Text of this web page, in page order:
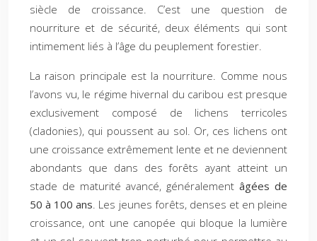
siècle de croissance. C’est une question de
nourriture et de sécurité, deux éléments qui sont
intimement liés à l’âge du peuplement forestier.
La raison principale est la nourriture. Comme nous
l’avons vu, le régime hivernal du caribou est presque
exclusivement composé de lichens terricoles
(cladonies), qui poussent au sol. Or, ces lichens ont
une croissance extrêmement lente et ne deviennent
abondants que dans des forêts ayant atteint un
stade de maturité avancé, généralementâgées de
50 à 100 ans. Les jeunes forêts, denses et en pleine
croissance, ont une canopée qui bloque la lumière